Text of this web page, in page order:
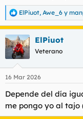
R
e
a
c
c
i
e
:
ElPiuot, Awe_6 y
ElPiuot
Veterano
16 Mar 2026
Depende del día
me pongo yo al tajo